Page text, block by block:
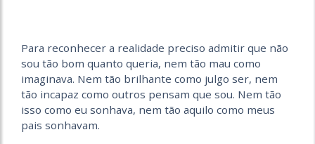
Para reconhecer a realidade preciso admitir que não
sou tão bom quanto queria, nem tão mau como
imaginava. Nem tão brilhante como julgo ser, nem
tão incapaz como outros pensam que sou. Nem tão
isso como eu sonhava, nem tão aquilo como meus
pais sonhavam.